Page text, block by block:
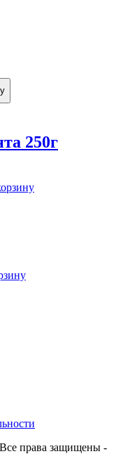
250г
права защищены -